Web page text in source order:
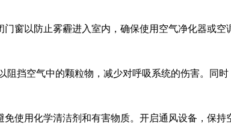
窗以防止雾霾进入室内，确保使用空气净化器或
挡空气中的颗粒物，减少对呼吸系统的伤害。同
使用化学清洁剂和有害物质。开启通风设备，保